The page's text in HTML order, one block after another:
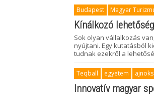
Budapest Magyar
Kínálkozó lehetőség
Sok olyan vállalkozás
nyújtani. Egy kutatásból
tudnak ezekről a
Teqball egyetem
Innovatív magyar